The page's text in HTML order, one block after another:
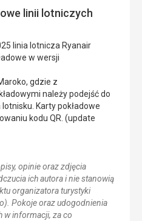
linii lotniczych
linia lotnicza Ryanair
w wersji
gdzie z
należy podejść do
Karty pokładowe
kodu QR. (update
opinie oraz zdjęcia
ich autora i nie stanowią
organizatora turystyki
Pokoje oraz udogodnienia
w informacji, za co